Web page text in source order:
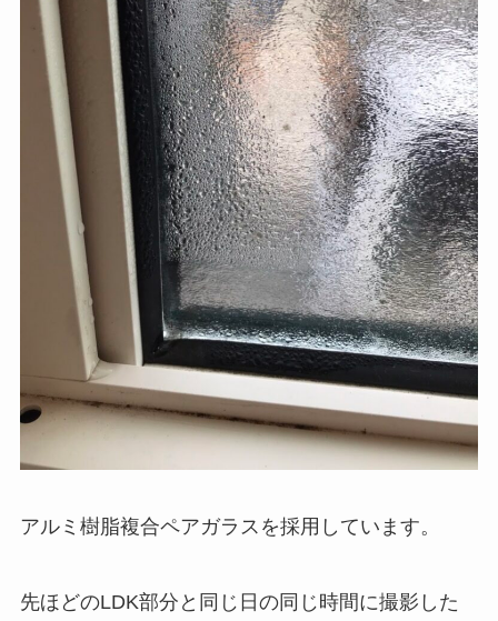
アルミ樹脂複合ペアガラスを採用しています。
先ほどのLDK部分と同じ日の同じ時間に撮影した